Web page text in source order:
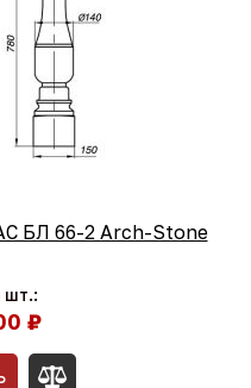
БЛ 66-2 Arch-Stone
шт.:
₽